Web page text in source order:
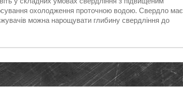
охолодження проточною водою. Свердло має
можна нарощувати глибину свердління до